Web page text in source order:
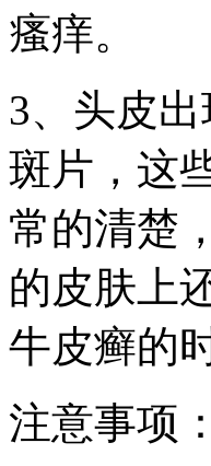
瘙痒。
3、头皮
斑片，这
常的清楚
的皮肤上
牛皮癣的
注意事项：